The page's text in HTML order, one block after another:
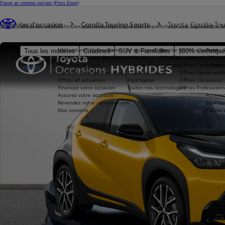
Passer au contenu suivant (Press Enter)
Véhicules neufs
Tous les modèles Citadines SUV & Familiales 100%
Nouvelle Aygo X
HYBRIDE
Véhicules d'occasion
Nos voitures d'occasion
Avantages Toyota Occasions
Réservez en ligne
Livraison près de chez vous
Offres et actualités
Financez votre occasion
Assurez votre occasion
Revendez votre véhicule cash
Nos conseils
Hybride et électrique
Toutes les motorisations
Hybride
Hybride Rechargeable
100% Électrique
Hydrogène
Toutes nos technologies
Acheter une Toyota
Reprise de votre voiture
Offres du moment
Offres Après-
Offres Occasions
Offres
Votre
Toyota
Offres
Ma vie
Véhicules d'occasion Corolla Touring Sports Toyota Corolla